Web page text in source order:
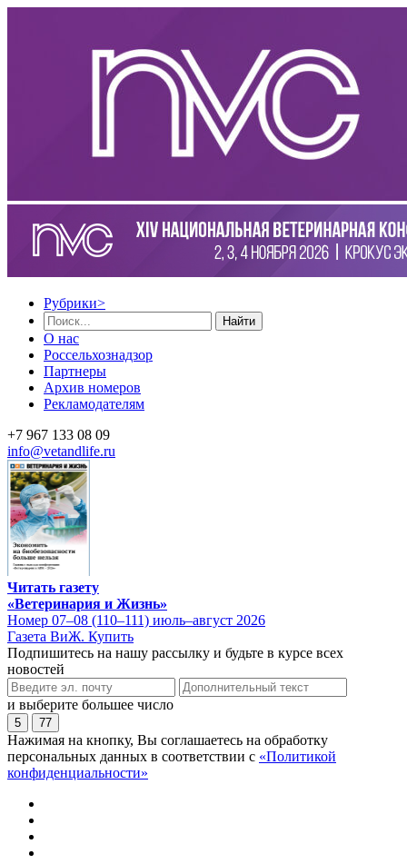
Рубрики>
Найти
О нас
Россельхознадзор
Партнеры
Архив номеров
Рекламодателям
+7 967 133 08 09
info@vetandlife.ru
Читать газету
«Ветеринария и Жизнь»
Номер 07–08 (110–111) июль–август 2026
Газета ВиЖ. Купить
Подпишитесь на нашу рассылку и будьте в курсе всех
новостей
и выберите большее число
5 77
Нажимая на кнопку, Вы соглашаетесь на обработку
персональных данных в соответствии с «Политикой
конфиденциальности»